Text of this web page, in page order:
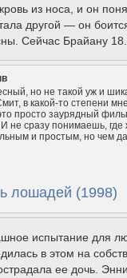
из носа, и он
другой — он
Сейчас Брайану
но не такой уж и
в какой-то степени
просто заурядный
не сразу понимаешь,
и простым, но чем
лошадей (1998)
испытание для
в этом на
ее дочь.